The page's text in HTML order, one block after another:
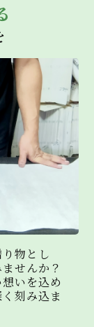
物とし
せんか？
いを込め
刻み込ま
るため
、更新情
他のサー
要に応じた
め
個人情報を
して集約
・不当な
ザーの特